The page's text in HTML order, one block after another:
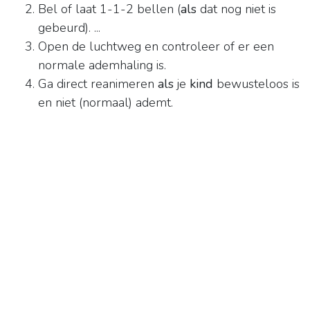
Bel of laat 1-1-2 bellen (als dat nog niet is
gebeurd). ...
Open de luchtweg en controleer of er een
normale ademhaling is.
Ga direct reanimeren als je kind bewusteloos is
en niet (normaal) ademt.